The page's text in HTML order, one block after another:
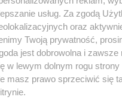
zdalnego dostępu (np.
oszustom dostęp do
danych osobowych,
osób, które dzwonią z
inwestycyjnych.
lub u oficjalnego doradcy
usług. Za zgodą
oraz
Twoją prywatność,
jest dobrowolna i
w lewym dolnym rogu strony
masz prawo sprzeciwić się